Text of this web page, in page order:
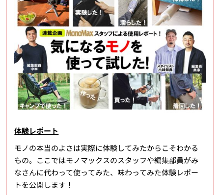
体験レポート
モノの本当のよさは実際に体験してみたからこそわかる
もの。ここではモノマックスのスタッフや編集部員がみ
なさんに代わって使ってみた、味わってみた体験レポー
トを公開します！